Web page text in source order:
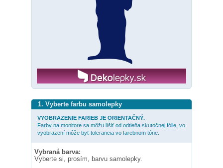
1. Vyberte farbu samolepky
VYOBRAZENIE FARIEB JE ORIENTAČNÝ.
Farby na monitore sa môžu líšiť od odtieňa skutočnej fólie, vo
vyobrazení môže byť tolerancia vo farebnom tóne.
Vybraná barva:
Vyberte si, prosím, barvu samolepky.